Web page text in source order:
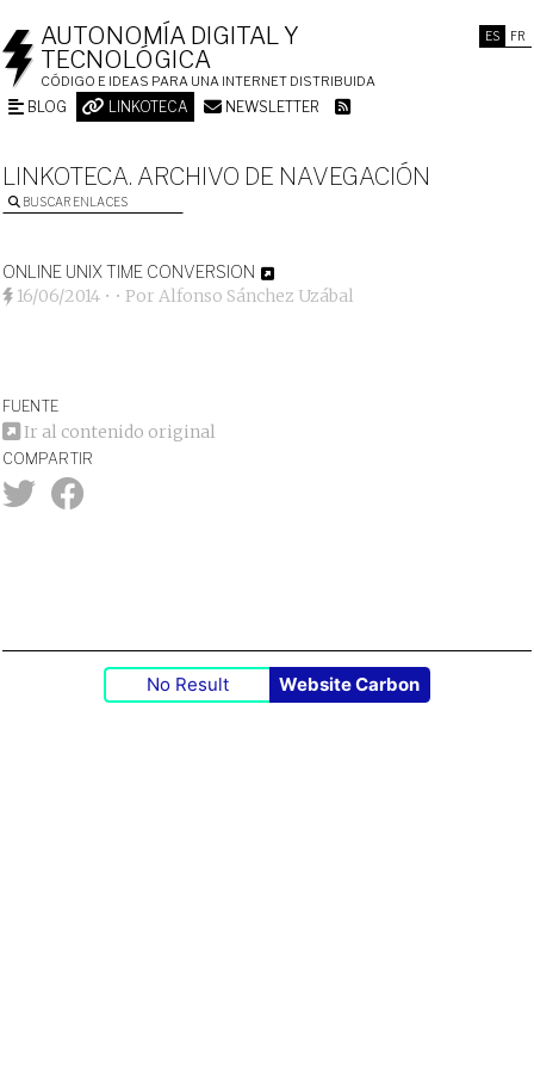
ES FR
AUTONOMÍA DIGITAL Y
TECNOLÓGICA
CÓDIGO E IDEAS PARA UNA INTERNET DISTRIBUIDA
BLOG LINKOTECA NEWSLETTER
LINKOTECA. ARCHIVO DE NAVEGACIÓN
BUSCAR ENLACES
ONLINE UNIX TIME CONVERSION
16/06/2014 • • PorAlfonso Sánchez Uzábal
FUENTE
Ir al contenido original
COMPARTIR
No Result Website Carbon